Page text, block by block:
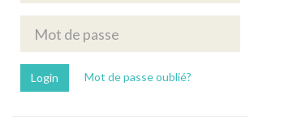
Mot de passe oublié?